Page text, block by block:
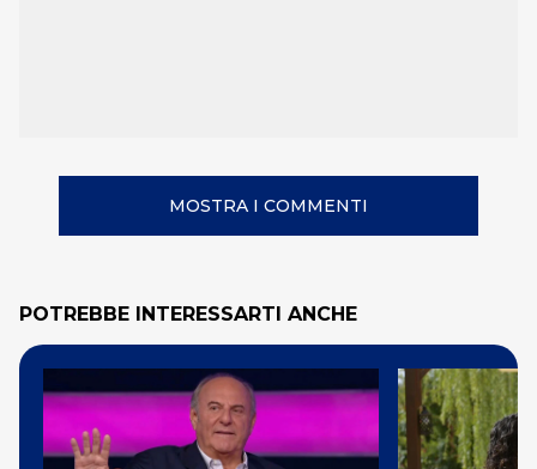
MOSTRA I COMMENTI
POTREBBE INTERESSARTI ANCHE